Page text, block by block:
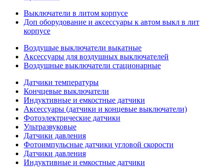
Выключатели в литом корпусе
Доп оборудование и аксессуары к автом выкл в лит
корпусе
Воздушые выключатели выкатные
Аксессуары для воздушных выключателей
Воздушные выключатели стационарные
Датчики температуры
Кончцевые выключатели
Индуктивные и емкостные датчики
Аксессуары (датчики и концевые выключатели)
Фотоэлектрические датчики
Ультразвуковые
Датчики давления
Фотоимпульсные датчики угловой скорости
Датчики давления
Индуктивные и емкостные датчики